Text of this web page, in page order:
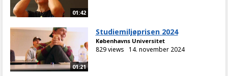
01:42
01:21
Studiemiljøprisen 2024
Københavns Universitet
829 views 14. november 2024